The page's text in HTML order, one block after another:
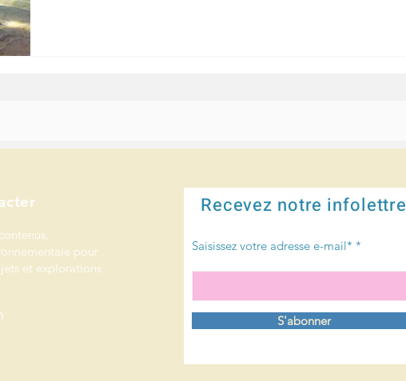
pour
et explorations
Recevez notre infolettre
Saisissez votre adresse e-mail*
S'abonner